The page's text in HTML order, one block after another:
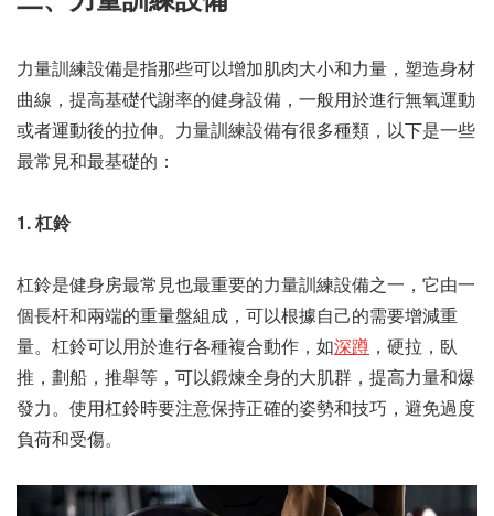
力量訓練設備是指那些可以增加肌肉大小和力量，塑造身材
曲線，提高基礎代謝率的健身設備，一般用於進行無氧運動
或者運動後的拉伸。力量訓練設備有很多種類，以下是一些
最常見和最基礎的：
1. 杠鈴
杠鈴是健身房最常見也最重要的力量訓練設備之一，它由一
個長杆和兩端的重量盤組成，可以根據自己的需要增減重
量。杠鈴可以用於進行各種複合動作，如深蹲 ，硬拉，臥
推，劃船，推舉等，可以鍛煉全身的大肌群，提高力量和爆
發力。使用杠鈴時要注意保持正確的姿勢和技巧，避免過度
負荷和受傷。